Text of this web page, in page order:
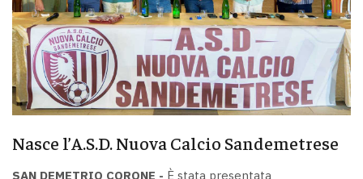
Nasce l’A.S.D. Nuova Calcio Sandemetrese
SAN DEMETRIO CORONE - È stata presentata